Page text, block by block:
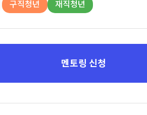
구직청년 재직청년
멘토링 신청